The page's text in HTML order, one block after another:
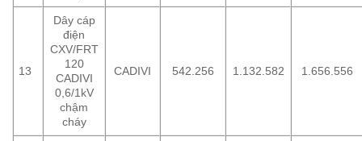
13
Dây cáp
điện
CXV/FRT
120
CADIVI
0,6/1kV
chậm
cháy
CADIVI 542.256 1.132.582 1.656.556